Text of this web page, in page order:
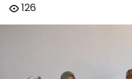
126